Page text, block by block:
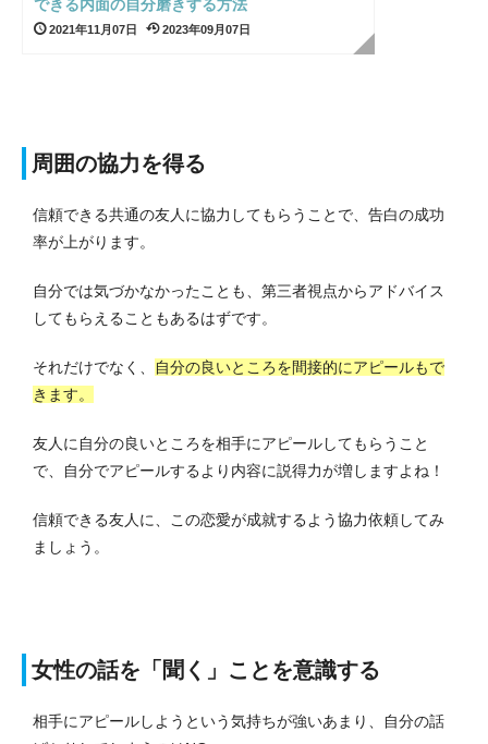
できる内面の自分磨きする方法
2021年11月07日 2023年09月07日
周囲の協力を得る
信頼できる共通の友人に協力してもらうことで、告白の成功
率が上がります。
自分では気づかなかったことも、第三者視点からアドバイス
してもらえることもあるはずです。
それだけでなく、
自分の良いところを間接的にアピールもで
きます。
友人に自分の良いところを相手にアピールしてもらうこと
で、自分でアピールするより内容に説得力が増しますよね！
信頼できる友人に、この恋愛が成就するよう協力依頼してみ
ましょう。
女性の話を「聞く」ことを意識する
相手にアピールしようという気持ちが強いあまり、自分の話